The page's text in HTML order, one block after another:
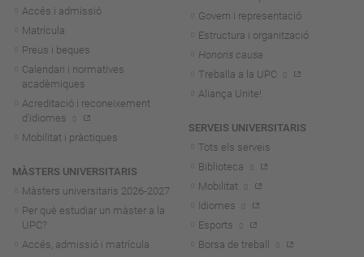
Accés i admissió
Matrícula
Preus i beques
Calendari i normatives
acadèmiques
Acreditació i reconeixement
d'idiomes
Mobilitat i pràctiques
MÀSTERS UNIVERSITARIS
Màsters universitaris 2026-2027
Per què estudiar un màster a la
UPC?
Accés, admissió i matrícula
Govern i representació
Estructura i organització
Honoris causa
Treballa a la UPC
Aliança Unite!
SERVEIS UNIVERSITARIS
Tots els serveis
Biblioteca
Mobilitat
Idiomes
Esports
Borsa de treball